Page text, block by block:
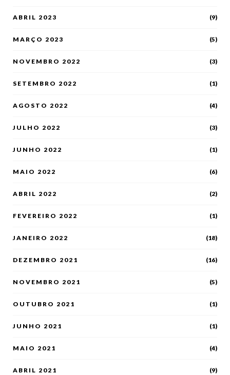
ABRIL 2023 (9)
MARÇO 2023 (5)
NOVEMBRO 2022 (3)
SETEMBRO 2022 (1)
AGOSTO 2022 (4)
JULHO 2022 (3)
JUNHO 2022 (1)
MAIO 2022 (6)
ABRIL 2022 (2)
FEVEREIRO 2022 (1)
JANEIRO 2022 (18)
DEZEMBRO 2021 (16)
NOVEMBRO 2021 (5)
OUTUBRO 2021 (1)
JUNHO 2021 (1)
MAIO 2021 (4)
ABRIL 2021 (9)